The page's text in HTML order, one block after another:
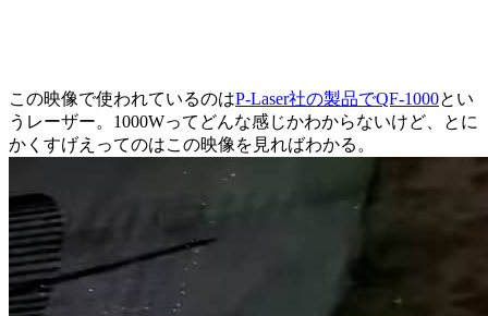
この映像で使われているのはP-Laser社の製品でQF-1000とい
うレーザー。1000Wってどんな感じかわからないけど、とに
かくすげえってのはこの映像を見ればわかる。